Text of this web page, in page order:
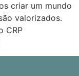
criar um mundo
valorizados.
CRP